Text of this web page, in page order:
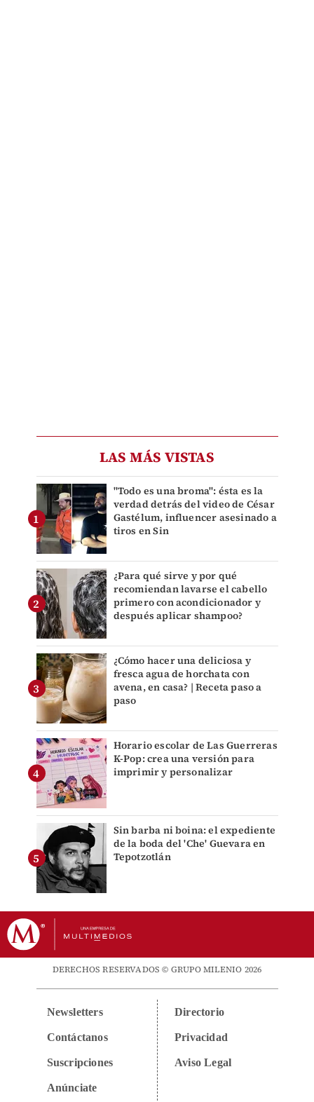
LAS MÁS VISTAS
"Todo es una broma": ésta es la
verdad detrás del video de César
Gastélum, influencer asesinado a
tiros en Sin
¿Para qué sirve y por qué
recomiendan lavarse el cabello
primero con acondicionador y
después aplicar shampoo?
¿Cómo hacer una deliciosa y
fresca agua de horchata con
avena, en casa? | Receta paso a
paso
Horario escolar de Las Guerreras
K-Pop: crea una versión para
imprimir y personalizar
Sin barba ni boina: el expediente
de la boda del 'Che' Guevara en
Tepotzotlán
DERECHOS RESERVADOS © GRUPO MILENIO 2026
Newsletters
Contáctanos
Suscripciones
Anúnciate
Directorio
Privacidad
Aviso Legal